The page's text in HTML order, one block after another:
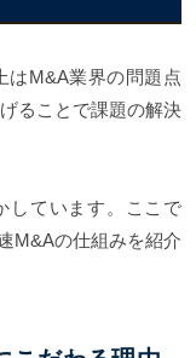
はM&A業界の問題点
ることで課題の解決
しています。ここで
M&Aの仕組みを紹介